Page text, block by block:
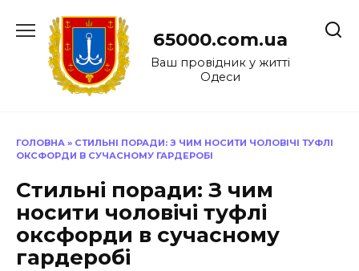
до
65000.com.ua
Ваш провідник у житті
Одеси
ГОЛОВНА » СТИЛЬНІ ПОРАДИ: З ЧИМ НОСИТИ ЧОЛОВІЧІ ТУФЛІ
ОКСФОРДИ В СУЧАСНОМУ ГАРДЕРОБІ
Стильні поради: З чим
носити чоловічі туфлі
оксфорди в сучасному
гардеробі